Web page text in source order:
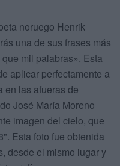
noruego Henrik
una de sus frases más
mil palabras». Esta
aplicar perfectamente a
en las afueras de
José María Moreno
imagen del cielo, que
Esta foto fue obtenida
desde el mismo lugar y